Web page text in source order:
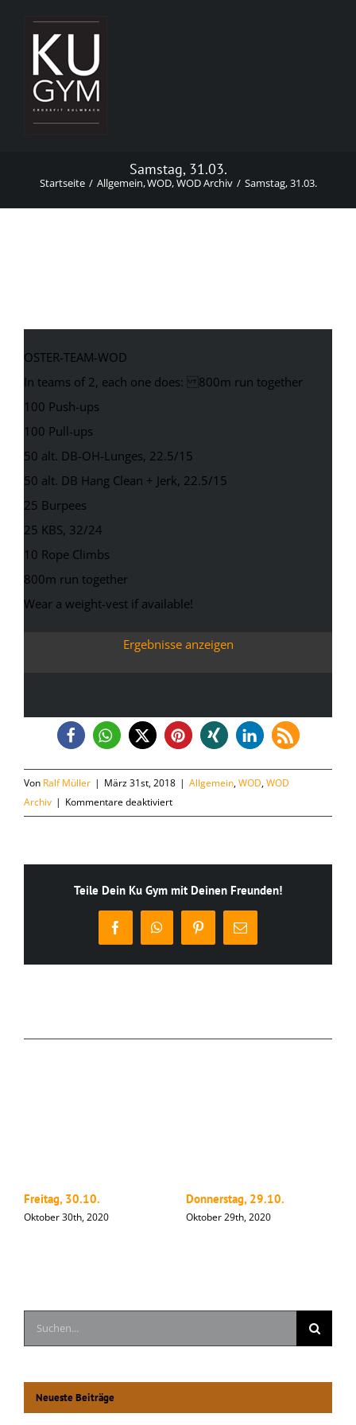
springen
Samstag, 31.03.
Startseite Allgemein WOD WOD Archiv Samstag, 31.03.
OSTER-TEAM-WOD
In teams of 2, each one does: 800m run together
100 Push-ups
100 Pull-ups
50 alt. DB-OH-Lunges, 22.5/15
50 alt. DB Hang Clean + Jerk, 22.5/15
25 Burpees
25 KBS, 32/24
10 Rope Climbs
800m run together
Wear a weight-vest if available!
Ergebnisse anzeigen
Von Ralf Müller | März 31st, 2018 | Allgemein,WOD,WOD
Archiv | Kommentare deaktiviertfür
Samstag,
Teile Dein Ku Gym mit Deinen Freunden!
FacebookWhatsAppPinterest
E-
Mail
Freitag, 30.10.
Oktober 30th, 2020
Donnerstag, 29.10.
Oktober 29th, 2020
Suche
nach:
Neueste Beiträge